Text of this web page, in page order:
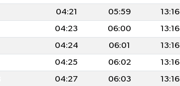
04:21 05:59 13:16
04:23 06:00 13:16
04:24 06:01 13:16
04:25 06:02 13:16
04:27 06:03 13:16